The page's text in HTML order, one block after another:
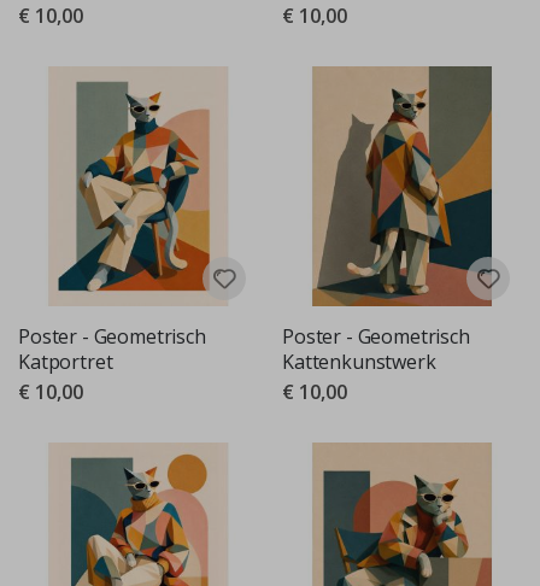
€ 10,00
€ 10,00
Poster - Geometrisch
Katportret
€ 10,00
Poster - Geometrisch
Kattenkunstwerk
€ 10,00